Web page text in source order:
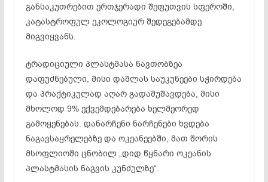
განსაკუთრებით ერთჯერადი შეფუთვის სფეროში,
კატასტროფულ ეკოლოგიურ შედეგებამდე
მიგვიყვანს.
ტრადიციული პლასტმასა ნავთობზეა
დაფუძნებული, მისი დაშლას საუკუნეები სჭირდება
და პრაქტიკულად აღარ გადამუშავდება, მისი
მხოლოდ 9% ექვემდებარება ხელმეორედ
გამოყენებას. დანარჩენი ნარჩენები ხვდება
ნაგავსაყრელებზე და ოკეანეებში, მათ შორის
მსოფლიოში ცნობილ „დიდ წყნარი ოკეანის
პლასტმასის ნაგვის კუნძულზე“.